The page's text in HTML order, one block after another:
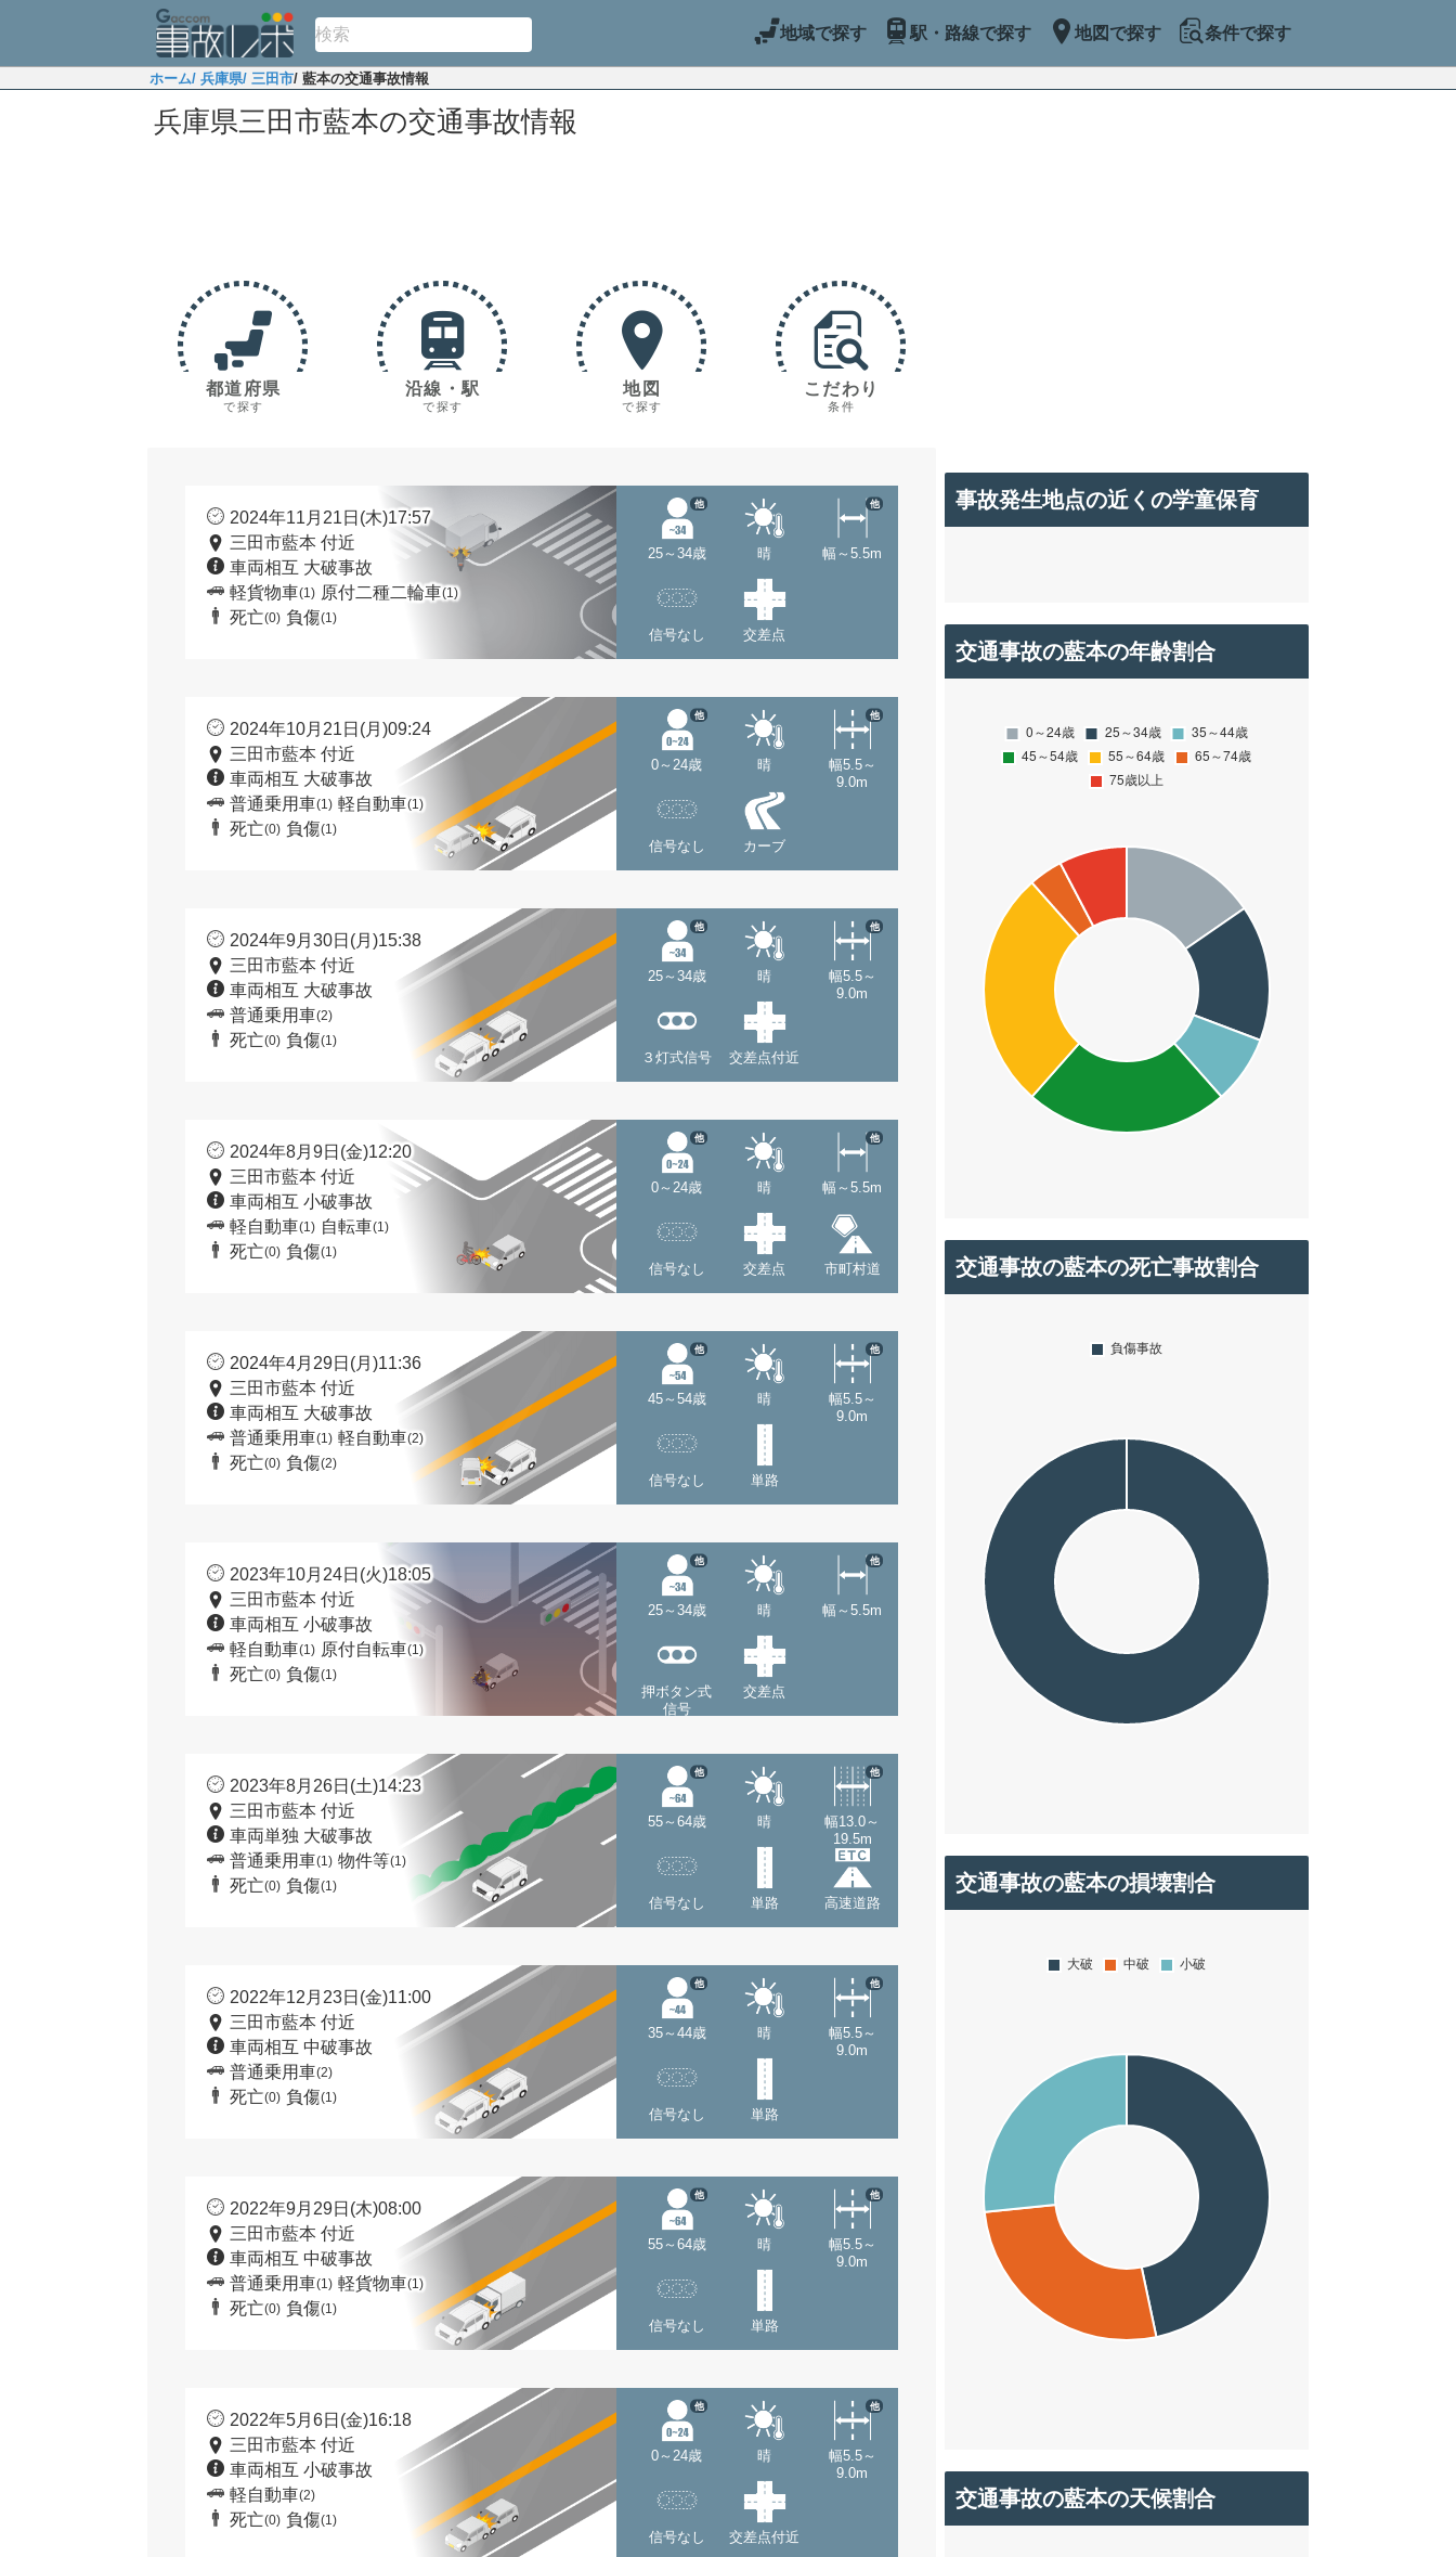
地域で探す 駅・路線で探す 地図で探す 条件で探す
ホーム/ 兵庫県/ 三田市/ 藍本の交通事故情報
兵庫県三田市藍本の交通事故情報
都道府県
で探す
沿線・駅
で探す
地図
で探す
こだわり
条件
2024年11月21日(木)17:57
三田市藍本 付近
車両相互 大破事故
軽貨物車(1) 原付二種二輪車(1)
死亡(0) 負傷(1)
25～34歳
他
晴 幅～5.5m
他
信号なし 交差点
2024年10月21日(月)09:24
三田市藍本 付近
車両相互 大破事故
普通乗用車(1) 軽自動車(1)
死亡(0) 負傷(1)
0～24歳
他
晴
幅5.5～
9.0m
他
信号なし カーブ
2024年9月30日(月)15:38
三田市藍本 付近
車両相互 大破事故
普通乗用車(2)
死亡(0) 負傷(1)
25～34歳
他
晴
幅5.5～
9.0m
他
３灯式信号 交差点付近
2024年8月9日(金)12:20
三田市藍本 付近
車両相互 小破事故
軽自動車(1) 自転車(1)
死亡(0) 負傷(1)
0～24歳
他
晴 幅～5.5m
他
信号なし 交差点 市町村道
2024年4月29日(月)11:36
三田市藍本 付近
車両相互 大破事故
普通乗用車(1) 軽自動車(2)
死亡(0) 負傷(2)
45～54歳
他
晴
幅5.5～
9.0m
他
信号なし 単路
2023年10月24日(火)18:05
三田市藍本 付近
車両相互 小破事故
軽自動車(1) 原付自転車(1)
死亡(0) 負傷(1)
25～34歳
他
晴 幅～5.5m
他
押ボタン式
信号
交差点
2023年8月26日(土)14:23
三田市藍本 付近
車両単独 大破事故
普通乗用車(1) 物件等(1)
死亡(0) 負傷(1)
55～64歳
他
晴
幅13.0～
19.5m
他
信号なし 単路 高速道路
2022年12月23日(金)11:00
三田市藍本 付近
車両相互 中破事故
普通乗用車(2)
死亡(0) 負傷(1)
35～44歳
他
晴
幅5.5～
9.0m
他
信号なし 単路
2022年9月29日(木)08:00
三田市藍本 付近
車両相互 中破事故
普通乗用車(1) 軽貨物車(1)
死亡(0) 負傷(1)
55～64歳
他
晴
幅5.5～
9.0m
他
信号なし 単路
2022年5月6日(金)16:18
三田市藍本 付近
車両相互 小破事故
軽自動車(2)
死亡(0) 負傷(1)
0～24歳
他
晴
幅5.5～
9.0m
他
信号なし 交差点付近
事故発生地点の近くの学童保育
交通事故の藍本の年齢割合
交通事故の藍本の死亡事故割合
交通事故の藍本の損壊割合
交通事故の藍本の天候割合